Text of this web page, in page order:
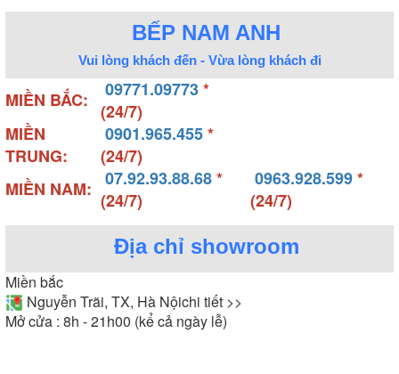
BẾP NAM ANH
Vui lòng khách đến - Vừa lòng khách đi
MIỀN BẮC: 09771.09773*
(24/7)
MIỀN
TRUNG:
0901.965.455*
(24/7)
MIỀN NAM:
07.92.93.88.68*
(24/7)
0963.928.599*
(24/7)
Địa chỉ showroom
Miền bắc
Nguyễn Trãi, TX, Hà Nộichi tiết >>
Mở cửa : 8h - 21h00 (kể cả ngày lễ)